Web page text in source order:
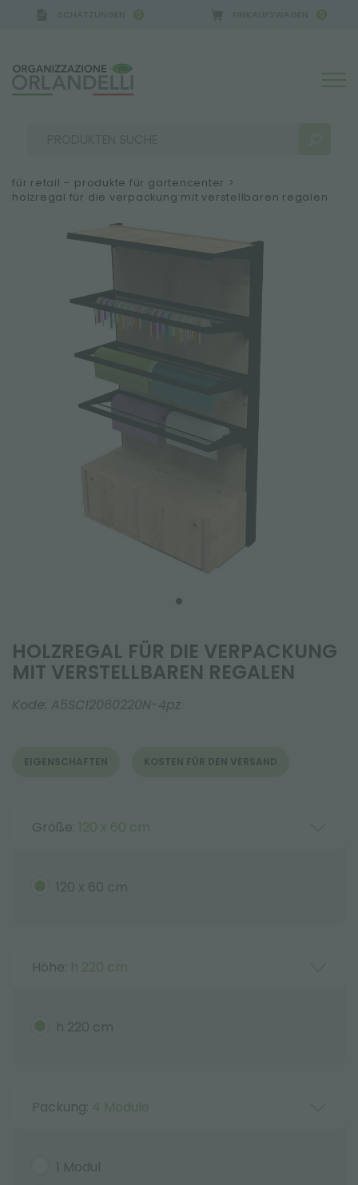
0 0
SUCHERGEBNISSE: Sortieren nach:
MEHR ERGEBNISSE FÜR SIE:
für retail – produkte für gartencenter >
holzregal für die verpackung mit verstellbaren regalen
HOLZREGAL FÜR DIE VERPACKUNG
MIT VERSTELLBAREN REGALEN
Kode: A5SC12060220N-4pz
EIGENSCHAFTEN KOSTEN FÜR DEN VERSAND
Größe: 120 x 60 cm
120 x 60 cm
Höhe: h 220 cm
h 220 cm
Packung: 4 Module
1 Modul